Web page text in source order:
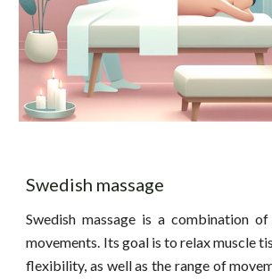
Swedish massage
Swedish massage is a combination
movements. Its goal is to relax muscle
flexibility, as well as the range of